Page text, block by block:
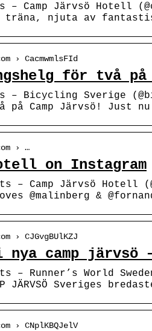
– Camp Järvsö Hotell
träna, njuta av
› CacmwmlsFId
för två på
– Bicycling Sverige
Camp Järvsö! Just
› …
on Instagram
– Camp Järvsö Hotell
@malinberg &
› CJGvgBUlKZJ
camp järvsö
– Runner’s World
JÄRVSÖ Sveriges
› CNplKBQJelV